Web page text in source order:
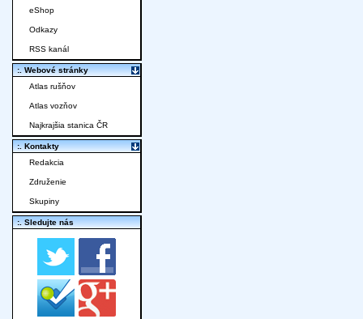
eShop
Odkazy
RSS kanál
:. Webové stránky
Atlas rušňov
Atlas vozňov
Najkrajšia stanica ČR
:. Kontakty
Redakcia
Združenie
Skupiny
:. Sledujte nás